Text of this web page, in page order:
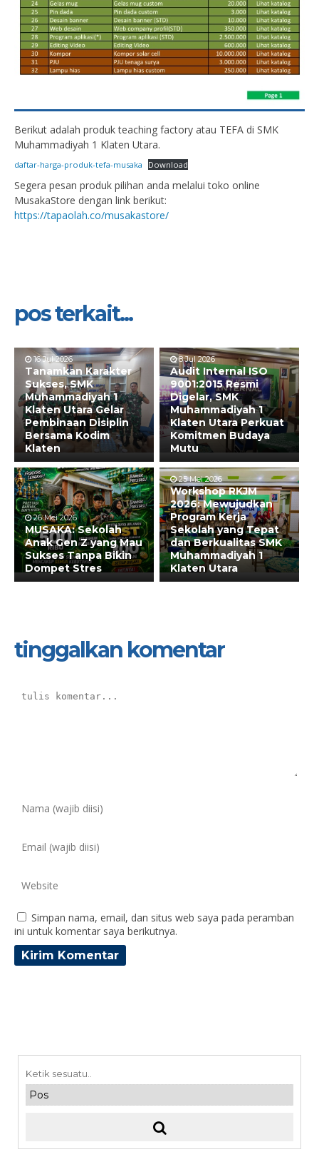
Berikut adalah produk teaching factory atau TEFA di SMK
Muhammadiyah 1 Klaten Utara.
daftar-harga-produk-tefa-musaka Download
Segera pesan produk pilihan anda melalui toko online
MusakaStore dengan link berikut:
https://tapaolah.co/musakastore/
pos terkait...
16 Jul 2026
Tanamkan Karakter
Sukses, SMK
Muhammadiyah 1
Klaten Utara Gelar
Pembinaan Disiplin
Bersama Kodim
Klaten
8 Jul 2026
Audit Internal ISO
9001:2015 Resmi
Digelar, SMK
Muhammadiyah 1
Klaten Utara Perkuat
Komitmen Budaya
Mutu
26 Mei 2026
MUSAKA: Sekolah
Anak Gen Z yang Mau
Sukses Tanpa Bikin
Dompet Stres
25 Mei 2026
Workshop RKJM
2026: Mewujudkan
Program Kerja
Sekolah yang Tepat
dan Berkualitas SMK
Muhammadiyah 1
Klaten Utara
tinggalkan komentar
Simpan nama, email, dan situs web saya pada peramban
ini untuk komentar saya berikutnya.